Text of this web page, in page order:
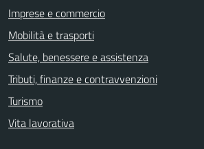
Imprese e commercio
Mobilità e trasporti
Salute, benessere e assistenza
Tributi, finanze e contravvenzioni
Turismo
Vita lavorativa